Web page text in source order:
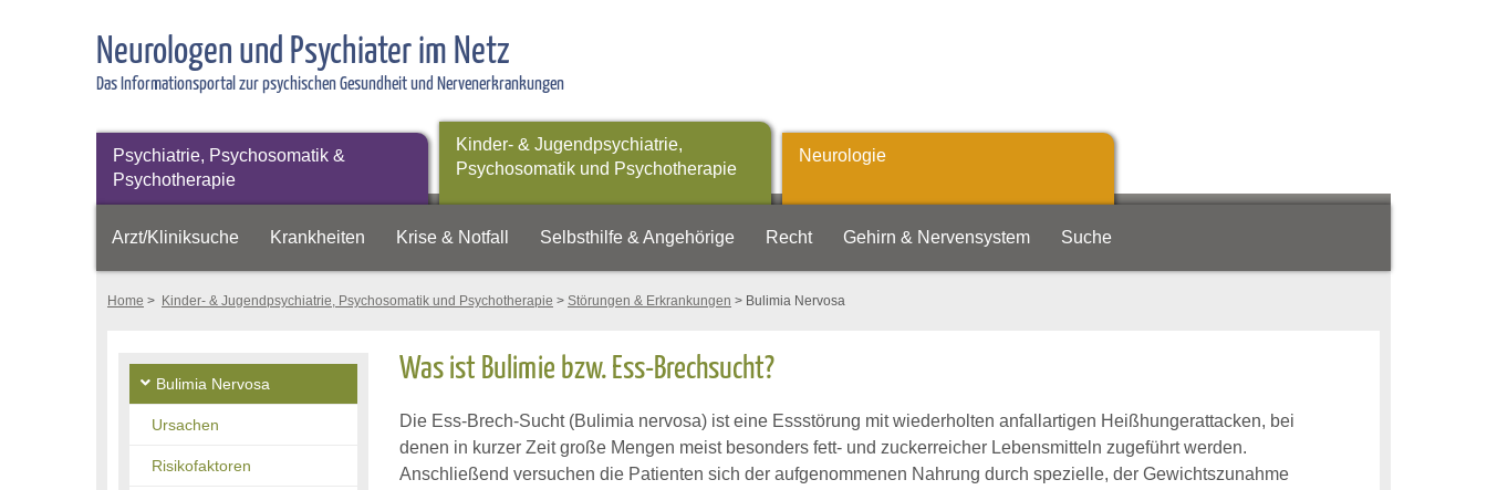
Neurologen und Psychiater im Netz
Das Informationsportal zur psychischen Gesundheit und Nervenerkrankungen
Psychiatrie, Psychosomatik &
Psychotherapie
Kinder- & Jugendpsychiatrie,
Psychosomatik und Psychotherapie
Neurologie
Arzt/Kliniksuche Krankheiten Krise & Notfall Selbsthilfe & Angehörige Recht Gehirn & Nervensystem Suche
Home > Kinder- & Jugendpsychiatrie, Psychosomatik und Psychotherapie > Störungen & Erkrankungen > Bulimia Nervosa
Bulimia Nervosa
Ursachen
Risikofaktoren
Was ist Bulimie bzw. Ess-Brechsucht?
Die Ess-Brech-Sucht (Bulimia nervosa) ist eine Essstörung mit wiederholten anfallartigen Heißhungerattacken, bei
denen in kurzer Zeit große Mengen meist besonders fett- und zuckerreicher Lebensmitteln zugeführt werden.
Anschließend versuchen die Patienten sich der aufgenommenen Nahrung durch spezielle, der Gewichtszunahme